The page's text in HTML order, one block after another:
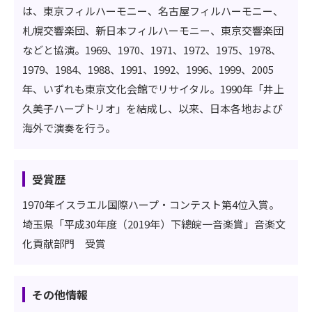
は、東京フィルハーモニー、名古屋フィルハーモニー、
札幌交響楽団、新日本フィルハーモニー、東京交響楽団
などと協演。1969、1970、1971、1972、1975、1978、
1979、1984、1988、1991、1992、1996、1999、2005
年、いずれも東京文化会館でリサイタル。1990年「井上
久美子ハープトリオ」を結成し、以来、日本各地および
海外で演奏を行う。
受賞歴
1970年イスラエル国際ハープ・コンテスト第4位入賞。
埼玉県「平成30年度（2019年）下總皖一音楽賞」音楽文
化貢献部門 受賞
その他情報